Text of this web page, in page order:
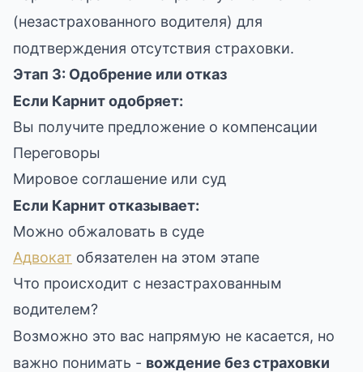
(незастрахованного водителя) для
подтверждения отсутствия страховки.
Этап 3: Одобрение или отказ
Если Карнит одобряет:
Вы получите предложение о компенсации
Переговоры
Мировое соглашение или суд
Если Карнит отказывает:
Можно обжаловать в суде
Адвокат обязателен на этом этапе
Что происходит с незастрахованным
водителем?
Возможно это вас напрямую не касается, но
важно понимать - вождение без страховки